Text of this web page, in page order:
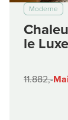
Moderne
le
11.882,-